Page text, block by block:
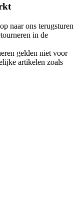
naar ons terugsturen
in de
gelden niet voor
artikelen zoals